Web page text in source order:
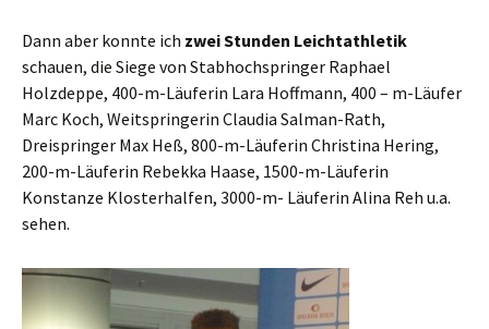
Dann aber konnte ich zwei Stunden Leichtathletik
schauen, die Siege von Stabhochspringer Raphael
Holzdeppe, 400-m-Läuferin Lara Hoffmann, 400 – m-Läufer
Marc Koch, Weitspringerin Claudia Salman-Rath,
Dreispringer Max Heß, 800-m-Läuferin Christina Hering,
200-m-Läuferin Rebekka Haase, 1500-m-Läuferin
Konstanze Klosterhalfen, 3000-m- Läuferin Alina Reh u.a.
sehen.